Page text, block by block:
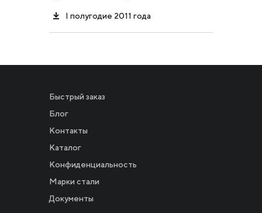
I полугодие 2011 года
Быстрый заказ
Блог
Контакты
Каталог
Конфиденциальность
Марки стали
Документы
Новости
Инвесторам